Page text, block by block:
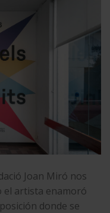
Joan Miró nos
el artista enamoró
donde se